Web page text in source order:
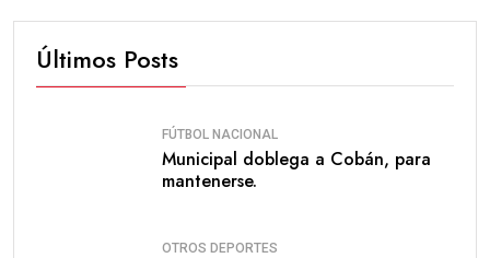
Últimos Posts
FÚTBOL NACIONAL
Municipal doblega a Cobán, para
mantenerse.
OTROS DEPORTES